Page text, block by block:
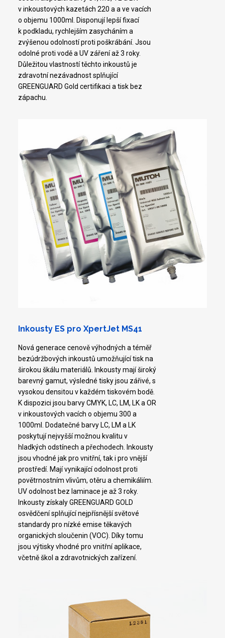
v inkoustových kazetách 220 a a ve vacích
o objemu 1000ml. Disponují lepší fixací
k podkladu, rychlejším zasycháním a
zvýšenou odolností proti poškrábání. Jsou
odolné proti vodě a UV záření až 3 roky.
Důležitou vlastností těchto inkoustů je
zdravotní nezávadnost splňující
GREENGUARD Gold certifikaci a tisk bez
zápachu.
Inkousty ES pro XpertJet MS41
Nová generace cenově výhodných a téměř
bezúdržbových inkoustů umožňující tisk na
širokou škálu materiálů. Inkousty mají široký
barevný gamut, výsledné tisky jsou zářivé, s
vysokou densitou v každém tiskovém bodě.
K dispozici jsou barvy CMYK, LC, LM, LK a OR
v inkoustových vacích o objemu 300 a
1000ml. Dodatečné barvy LC, LM a LK
poskytují nejvyšší možnou kvalitu v
hladkých odstínech a přechodech. Inkousty
jsou vhodné jak pro vnitřní, tak i pro vnější
prostředí. Mají vynikající odolnost proti
povětrnostním vlivům, otěru a chemikáliím.
UV odolnost bez laminace je až 3 roky.
Inkousty získaly GREENGUARD GOLD
osvědčení splňující nejpřísnější světové
standardy pro nízké emise těkavých
organických sloučenin (VOC). Díky tomu
jsou výtisky vhodné pro vnitřní aplikace,
včetně škol a zdravotnických zařízení.